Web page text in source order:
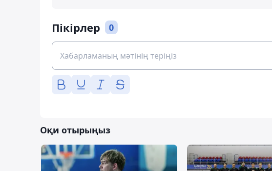
Пікірлер 0
Оқи отырыңыз